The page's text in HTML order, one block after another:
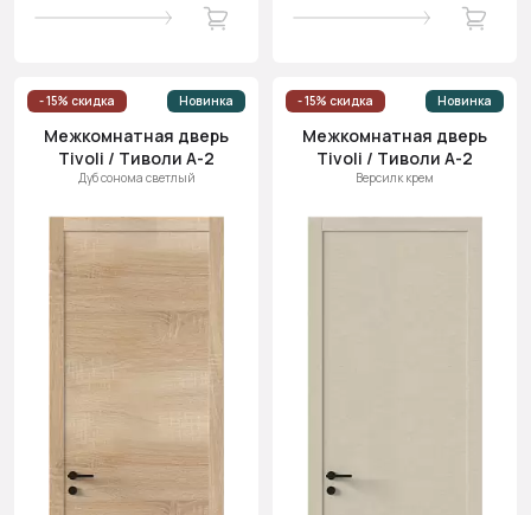
- 15% скидка Новинка
Межкомнатная дверь
Tivoli / Тиволи А-2
Дуб сонома светлый
- 15% скидка Новинка
Межкомнатная дверь
Tivoli / Тиволи А-2
Версилк крем